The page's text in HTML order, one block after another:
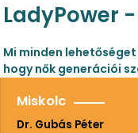
LadyPower
Mi minden
hogy nők generációi
Miskolc
Dr. Gubás Péter